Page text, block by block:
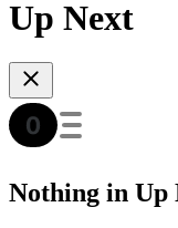
Up Next
Nothing in Up